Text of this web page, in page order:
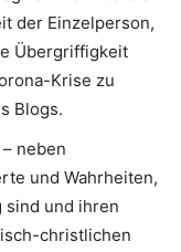
der Einzelperson,
Übergriffigkeit
Krise zu
Blogs.
neben
und Wahrheiten,
und ihren
christlichen